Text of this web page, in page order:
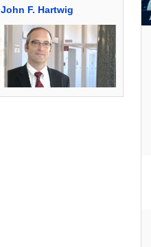
John F. Hartwig